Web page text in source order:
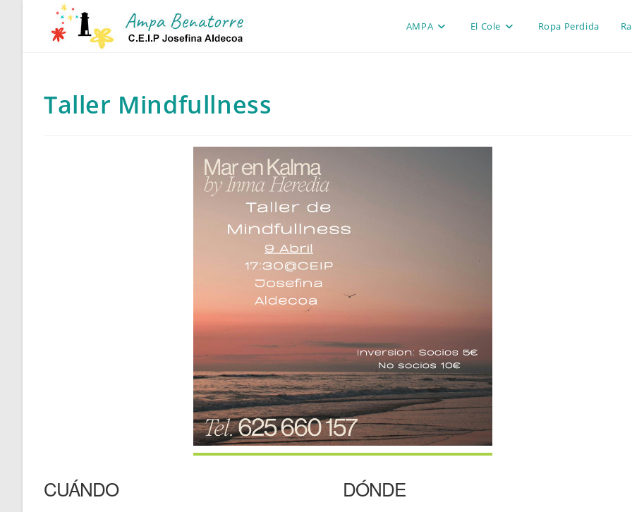
AMPA El Cole Ropa Perdida
Taller Mindfullness
CUÁNDO DÓNDE